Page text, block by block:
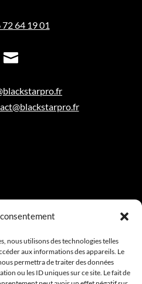
nous utilisons des technologies telles
aux informations des appareils. Le
permettra de traiter des données
ou les ID uniques sur ce site. Le fait de
72 64 19 01

équipe